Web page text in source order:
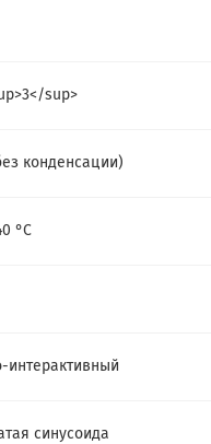
sup>
конденсации)
°С
интерактивный
синусоида